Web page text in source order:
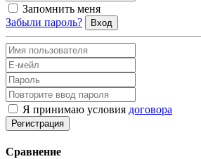
Запомнить меня
Забыли пароль?
Вход
Я принимаю условия договора
Регистрация
Сравнение